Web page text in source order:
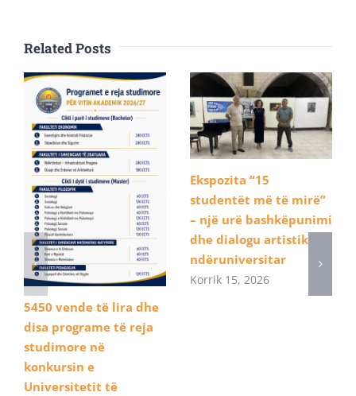
Related Posts
5450 vende të lira dhe
disa programe të reja
studimore në
konkursin e
Universitetit të
Ekspozita “15
studentët më të mirë”
– një urë bashkëpunimi
dhe dialogu artistik
ndëruniversitar
Korrik 15, 2026